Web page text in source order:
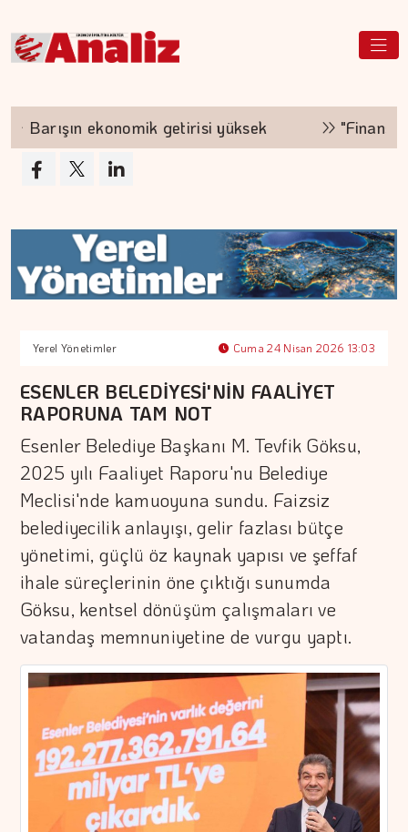
ekonomik getirisi yüksek
Yerel Yönetimler Cuma 24 Nisan 2026 13:03
ESENLER BELEDİYESİ'NİN FAALİYET
RAPORUNA TAM NOT
Esenler Belediye Başkanı M. Tevfik Göksu,
2025 yılı Faaliyet Raporu'nu Belediye
Meclisi'nde kamuoyuna sundu. Faizsiz
belediyecilik anlayışı, gelir fazlası bütçe
yönetimi, güçlü öz kaynak yapısı ve şeffaf
ihale süreçlerinin öne çıktığı sunumda
Göksu, kentsel dönüşüm çalışmaları ve
vatandaş memnuniyetine de vurgu yaptı.